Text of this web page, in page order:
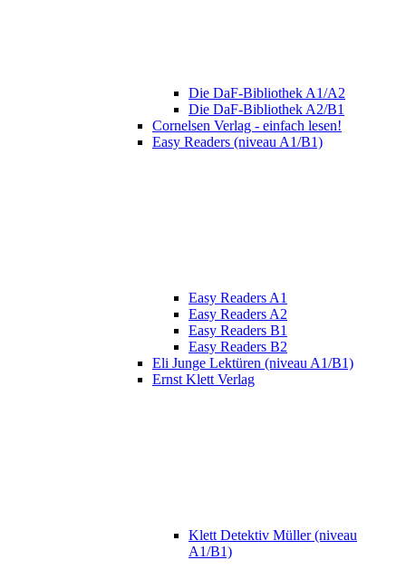
Die DaF-Bibliothek A1/A2
Die DaF-Bibliothek A2/B1
Cornelsen Verlag - einfach lesen!
Easy Readers (niveau A1/B1)
Easy Readers A1
Easy Readers A2
Easy Readers B1
Easy Readers B2
Eli Junge Lektüren (niveau A1/B1)
Ernst Klett Verlag
Klett Detektiv Müller (niveau
A1/B1)